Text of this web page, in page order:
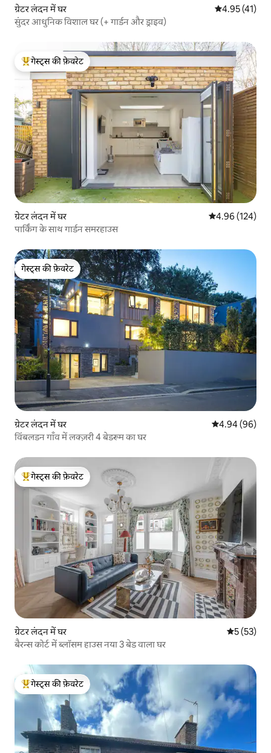
ग्रेटर लंदन में घर औसत रेटिंग 5 में
4.95 (41)
सुंदर आधुनिक विशाल घर (+ गार्डन और ड्राइव)
गेस्ट्स का टॉप फ़ेवरेट
गेस्ट्स की फ़ेवरेट
ग्रेटर लंदन में घर औसत रेटिंग 5 में से
4.96 (124)
पार्किंग के साथ गार्डन समरहाउस
गेस्ट्स की फ़ेवरेट
गेस्ट्स की फ़ेवरेट
ग्रेटर लंदन में घर औसत रेटिंग 5 में
4.94 (96)
विंबलडन गाँव में लक्ज़री 4 बेडरूम का घर
गेस्ट्स का टॉप फ़ेवरेट
गेस्ट्स की फ़ेवरेट
ग्रेटर लंदन में घर औसत रेटिंग
5 (53)
बैरन्स कोर्ट में ब्लॉसम हाउस नया 3 बेड वाला घर
गेस्ट्स का टॉप फ़ेवरेट
गेस्ट्स की फ़ेवरेट